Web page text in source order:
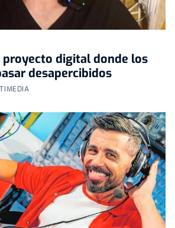
proyecto digital donde los
desapercibidos